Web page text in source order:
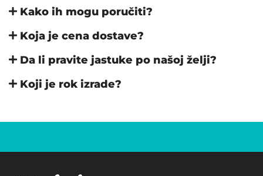
Kako ih mogu poručiti?
Koja je cena dostave?
Da li pravite jastuke po našoj želji?
Koji je rok izrade?